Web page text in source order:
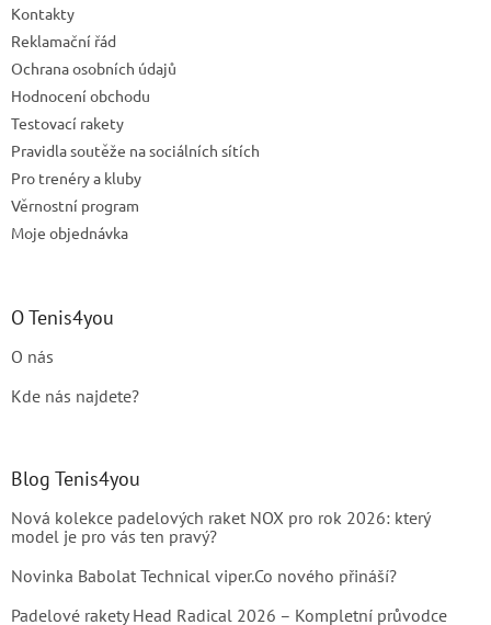
p
i
Kontakty
Reklamační řád
Ochrana osobních údajů
Hodnocení obchodu
Testovací rakety
Pravidla soutěže na sociálních sítích
Pro trenéry a kluby
Věrnostní program
Moje objednávka
O Tenis4you
O nás
Kde nás najdete?
Blog Tenis4you
Nová kolekce padelových raket NOX pro rok 2026: který
model je pro vás ten pravý?
Novinka Babolat Technical viper.Co nového přináší?
Padelové rakety Head Radical 2026 – Kompletní průvodce